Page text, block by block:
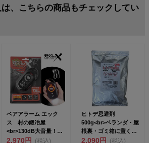
、こちらの商品もチェックしてい
ベアアラーム エック
ス 村の鍛冶屋
<br>130dB大音量！
USB-C...
2,970円 (税込)
ヒトデ忌避剤
500g<br>ベランダ・屋
根裏・ゴミ箱に置くだ
けでカラス...
2,090円 (税込)